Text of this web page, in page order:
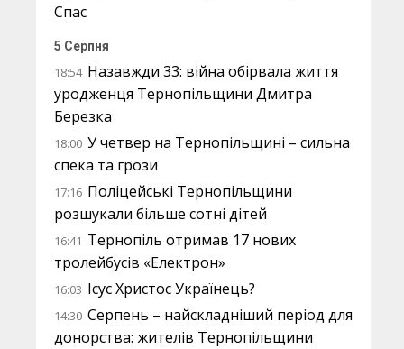
Спас
5 Серпня
18:54 Назавжди 33: війна обірвала життя
уродженця Тернопільщини Дмитра
Березка
18:00 У четвер на Тернопільщині – сильна
спека та грози
17:16 Поліцейські Тернопільщини
розшукали більше сотні дітей
16:41 Тернопіль отримав 17 нових
тролейбусів «Електрон»
16:03 Ісус Христос Українець?
14:30 Серпень – найскладніший період для
донорства: жителів Тернопільщини